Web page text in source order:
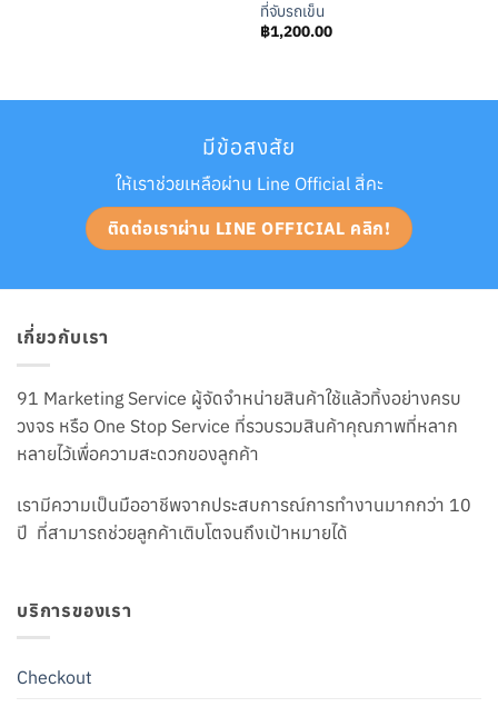
ที่จับรถเข็น
฿1,200.00
มีข้อสงสัย
ให้เราช่วยเหลือผ่าน Line Official สิ่คะ
ติดต่อเราผ่าน LINE OFFICIAL คลิก!
เกี่ยวกับเรา
91 Marketing Service ผู้จัดจำหน่ายสินค้าใช้แล้วทิ้งอย่างครบ
วงจร หรือ One Stop Service ที่รวบรวมสินค้าคุณภาพที่หลาก
หลายไว้เพื่อความสะดวกของลูกค้า
เรามีความเป็นมืออาชีพจากประสบการณ์การทำงานมากกว่า 10
ปี ที่สามารถช่วยลูกค้าเติบโตจนถึงเป้าหมายได้
บริการของเรา
Checkout